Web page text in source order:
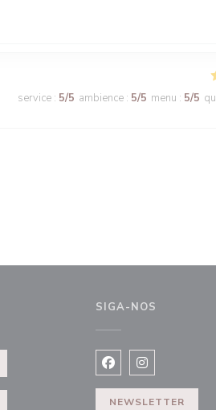
service : 5/5 ambience : 5/5 menu : 5/5
SIGA-NOS
Facebook ((abre
Instagram
NEWSLETTER